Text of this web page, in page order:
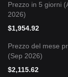
Prezzo in 5 giorni
2026)
$1,954.92
Prezzo del mese
(Sep 2026)
$2,115.62